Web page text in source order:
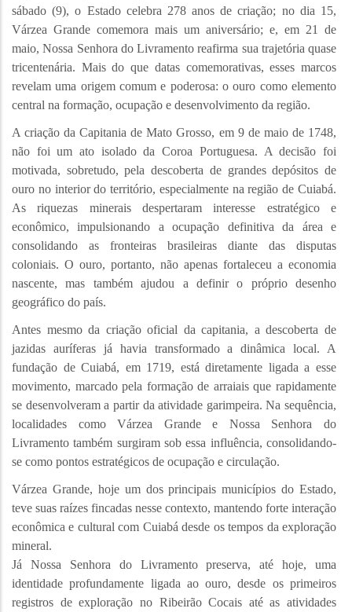
sábado (9), o Estado celebra 278 anos de criação; no dia 15,
Várzea Grande comemora mais um aniversário; e, em 21 de
maio, Nossa Senhora do Livramento reafirma sua trajetória quase
tricentenária. Mais do que datas comemorativas, esses marcos
revelam uma origem comum e poderosa: o ouro como elemento
central na formação, ocupação e desenvolvimento da região.
A criação da Capitania de Mato Grosso, em 9 de maio de 1748,
não foi um ato isolado da Coroa Portuguesa. A decisão foi
motivada, sobretudo, pela descoberta de grandes depósitos de
ouro no interior do território, especialmente na região de Cuiabá.
As riquezas minerais despertaram interesse estratégico e
econômico, impulsionando a ocupação definitiva da área e
consolidando as fronteiras brasileiras diante das disputas
coloniais. O ouro, portanto, não apenas fortaleceu a economia
nascente, mas também ajudou a definir o próprio desenho
geográfico do país.
Antes mesmo da criação oficial da capitania, a descoberta de
jazidas auríferas já havia transformado a dinâmica local. A
fundação de Cuiabá, em 1719, está diretamente ligada a esse
movimento, marcado pela formação de arraiais que rapidamente
se desenvolveram a partir da atividade garimpeira. Na sequência,
localidades como Várzea Grande e Nossa Senhora do
Livramento também surgiram sob essa influência, consolidando-
se como pontos estratégicos de ocupação e circulação.
Várzea Grande, hoje um dos principais municípios do Estado,
teve suas raízes fincadas nesse contexto, mantendo forte interação
econômica e cultural com Cuiabá desde os tempos da exploração
mineral.
Já Nossa Senhora do Livramento preserva, até hoje, uma
identidade profundamente ligada ao ouro, desde os primeiros
registros de exploração no Ribeirão Cocais até as atividades